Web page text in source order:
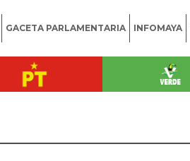
GACETA PARLAMENTARIA INFOMAYA